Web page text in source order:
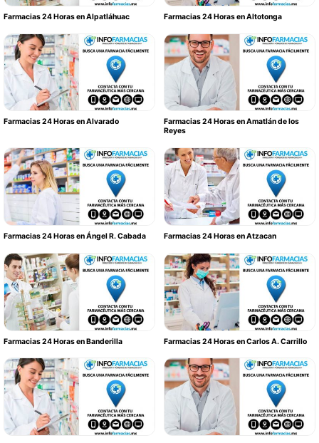
Farmacias 24 Horas en Alpatláhuac Farmacias 24 Horas en Altotonga
Farmacias 24 Horas en Alvarado
Farmacias 24 Horas en Amatlán de los
Reyes
Farmacias 24 Horas en Ángel R. Cabada Farmacias 24 Horas en Atzacan
Farmacias 24 Horas en Banderilla Farmacias 24 Horas en Carlos A. Carrillo